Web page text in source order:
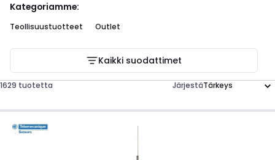
Kategoriamme:
Teollisuustuotteet Outlet
Kaikki suodattimet
1629 tuotetta Järjestä